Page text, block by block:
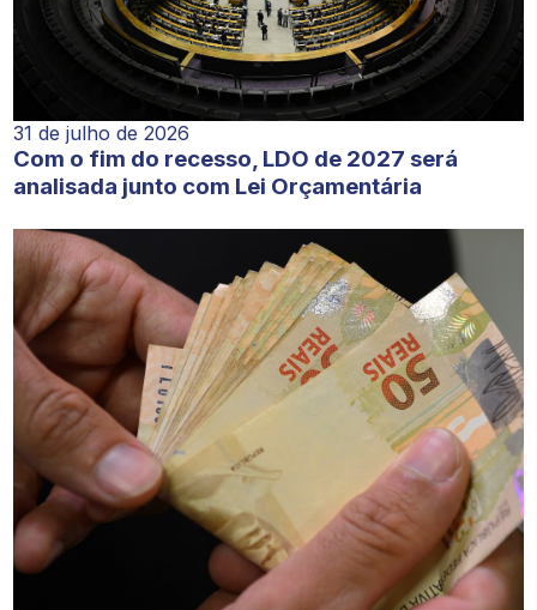
31 de julho de 2026
Com o fim do recesso, LDO de 2027 será
analisada junto com Lei Orçamentária